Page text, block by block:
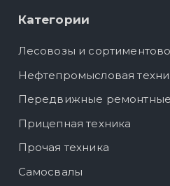
Категории
Лесовозы и
Нефтепромысловая
Передвижные
Прицепная техника
Прочая техника
Самосвалы